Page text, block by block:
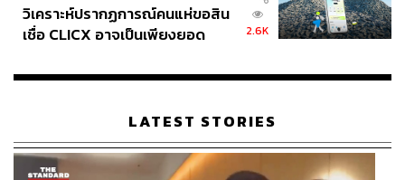
ทัศน์ในการอยู่ร่วมกันในภูมิภาค ไม่ใช่คิดว่าใครจะเป็นใหญ่
ขณะนี้มีข่าวว่า เมียนมาอาจจะยกท่าเรือทวายให้รัสเซียหรือ
คำถามที่ตามมา คือ สิ่งนี้จะเป็นผลบวกหรือผลลบต่อโครง
ข่ายโลจิสติกส์และยุทธศาสตร์แลนด์บริดจ์ของไทย
วิเคราะห์ปรากฏการณ์คนแห่ขอสิน
เชื่อ CLICX อาจเป็นเพียงยอด
เรือนไทยที่ถูกซุกไว้
2.6K
LATEST STORIES